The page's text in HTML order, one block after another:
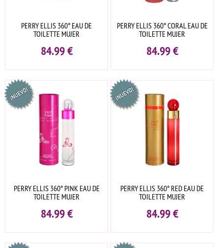
PERRY ELLIS 360° EAU DE
TOILETTE MUJER
84.99€
PERRY ELLIS 360° CORAL EAU DE
TOILETTE MUJER
84.99€
PERRY ELLIS 360° PINK EAU DE
TOILETTE MUJER
84.99€
PERRY ELLIS 360° RED EAU DE
TOILETTE MUJER
84.99€